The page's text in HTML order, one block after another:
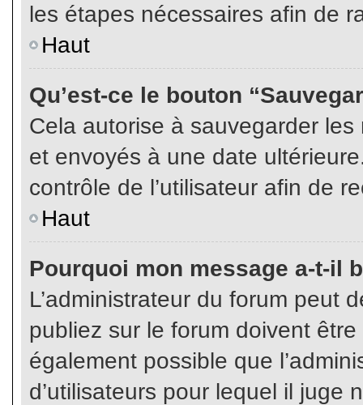
les étapes nécessaires afin de
Haut
Qu’est-ce le bouton
Cela autorise à sauvegarder
et envoyés à une date
contrôle de l’utilisateur afin de
Haut
Pourquoi mon message a-t-il
L’administrateur du forum peut
publiez sur le forum doivent
également possible que
d’utilisateurs pour lequel il juge